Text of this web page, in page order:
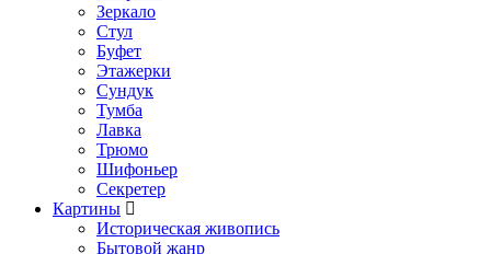
Зеркало
Стул
Буфет
Этажерки
Сундук
Тумба
Лавка
Трюмо
Шифоньер
Секретер
Картины
Историческая живопись
Бытовой жанр